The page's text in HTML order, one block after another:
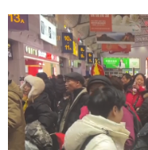
新疆 内蒙
多语种频道
English